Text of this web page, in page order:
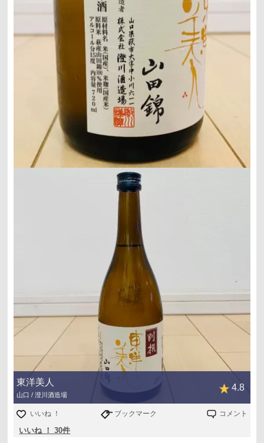
東洋美人
山口 / 澄川酒造場
4.8
いいね ！ ブックマーク コメント
いいね ！ 30件